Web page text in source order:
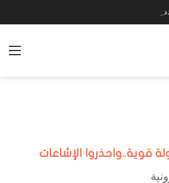
كبير من السلاح والمخدرات
قوية..واحذروا الإشاعات